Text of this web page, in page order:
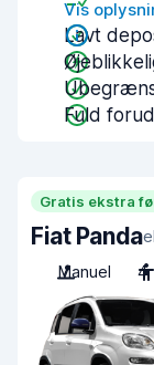
Vis
Lavt
Fuld
Gratis ekstra
Fiat Panda
Manuel
4